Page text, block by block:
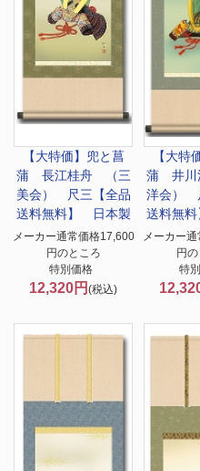
【大特価】 兜と菖
蒲 長江桂舟 （三
美会） 尺三【全品
送料無料】 日本製
メーカー通常価格17,600
円のところ
特別価格
12,320円(税込)
【大特
蒲 井川
洋会）
送料無
メーカー
円
特